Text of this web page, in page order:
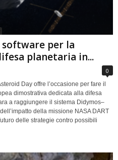
per la
planetaria in...
0
Day offre l’occasione per fare il
dimostrativa dedicata alla difesa
a raggiungere il sistema Didymos–
della missione NASA DART
delle strategie contro possibili